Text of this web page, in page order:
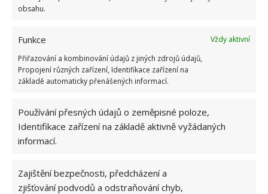
obsahu.
Funkce
Vždy aktivní
Přiřazování a kombinování údajů z jiných zdrojů údajů,
Propojení různých zařízení, Identifikace zařízení na
základě automaticky přenášených informací.
Používání přesných údajů o zeměpisné poloze,
Identifikace zařízení na základě aktivně vyžádaných
informací.
Zajištění bezpečnosti, předcházení a
zjišťování podvodů a odstraňování chyb,
BAZÉN SVÉPOMOC ZAHRADA
Přidejte svůj názor